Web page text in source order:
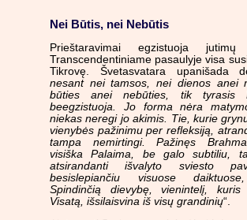
Nei Būtis, nei Nebūtis
Prieštaravimai egzistuoja jutimų
Transcendentiniame pasaulyje visa
Tikrovę. Švetasvatara upanišada
nesant nei tamsos, nei dienos anei
būties anei nebūties, tik tyrasis
beegzistuoja. Jo forma nėra
niekas neregi jo akimis. Tie, kurie
vienybės pažinimu per refleksiją,
tampa nemirtingi. Pažinęs
visiška Palaima, be galo subtiliu,
atsirandanti išvalyto sviesto
besislepiančiu visuose
Spindinčią dievybę, vienintelį, kuris
Visatą, išsilaisvina iš visų grandinių“.